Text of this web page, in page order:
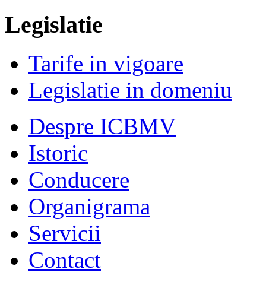
Legislatie
Tarife in vigoare
Legislatie in domeniu
Despre ICBMV
Istoric
Conducere
Organigrama
Servicii
Contact